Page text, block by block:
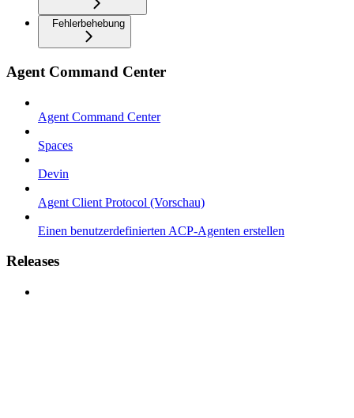
Fehlerbehebung
Agent Command Center
Agent Command Center
Spaces
Devin
Agent Client Protocol (Vorschau)
Einen benutzerdefinierten ACP-Agenten erstellen
Releases